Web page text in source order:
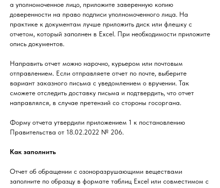
а уполномоченное лицо, приложите заверенную копию
доверенности на право подписи уполномоченного лица. На
практике к документам лучше приложить диск или флешку с
отчетом, который заполнен в Excel. При необходимости приложите
опись документов.
Направить отчет можно нарочно, курьером или почтовым
отправлением. Если отправляете отчет по почте, выберите
вариант заказного письма с уведомлением о вручении. Так
сможете отследить доставку письма и подтвердить, что отчет
направлялся, в случае претензий со стороны госоргана.
Форму отчета утвердили приложением 1 к постановлению
Правительства от 18.02.2022 № 206.
Как заполнить
Отчет об обращении с озоноразрушающими веществами
заполните по образцу в формате таблиц Excel или совместимом с